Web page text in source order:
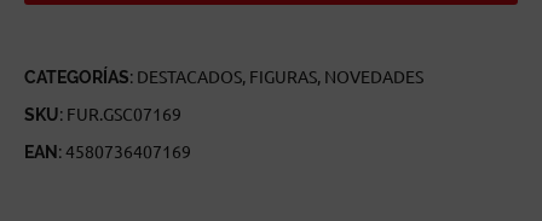
CATEGORÍAS: DESTACADOS, FIGURAS, NOVEDADES
SKU: FUR.GSC07169
EAN:4580736407169